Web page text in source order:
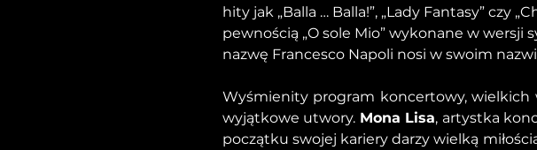
hity jak „Balla … Balla!”, „Lady Fantasy” czy
pewnością „O sole Mio” wykonane w
nazwę Francesco Napoli nosi w swoim
Wyśmienity program koncertowy, wielkich
wyjątkowe utwory. Mona Lisa, artystka
początku swojej kariery darzy wielką